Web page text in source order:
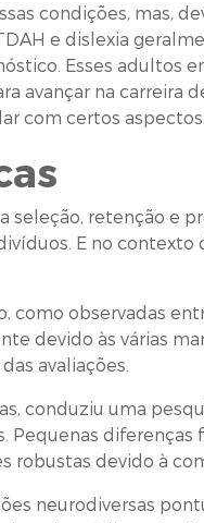
condições, mas,
e dislexia
Esses adultos
avançar na carreira
com certos
retenção e
E no contexto
observadas
devido às várias
avaliações.
conduziu uma
Pequenas
robustas devido à
neurodiversas